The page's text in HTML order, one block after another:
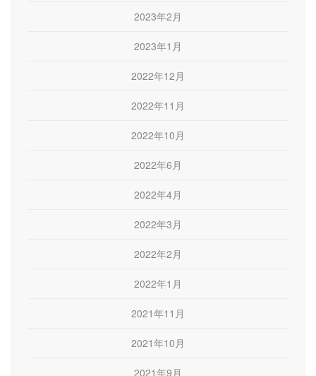
2023年2月
2023年1月
2022年12月
2022年11月
2022年10月
2022年6月
2022年4月
2022年3月
2022年2月
2022年1月
2021年11月
2021年10月
2021年9月